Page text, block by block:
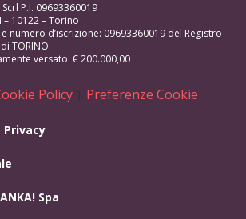
P.I. 09693360019
– 10122 – Torino
numero d’iscrizione: 09693360019 del Registro
TORINO
versato: € 200.000,00
Policy | Preferenze Cookie
Spa